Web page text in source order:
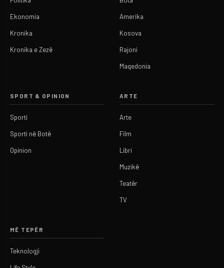
Ekonomia
Kronika
Kronika e Zezë
Amerika
Kosova
Rajoni
Maqedonia
SPORT & OPINION
Sporti
Sporti në Botë
Opinion
ARTE
Arte
Film
Libri
Muzikë
Teatër
TV
MË TEPËR
Teknologji